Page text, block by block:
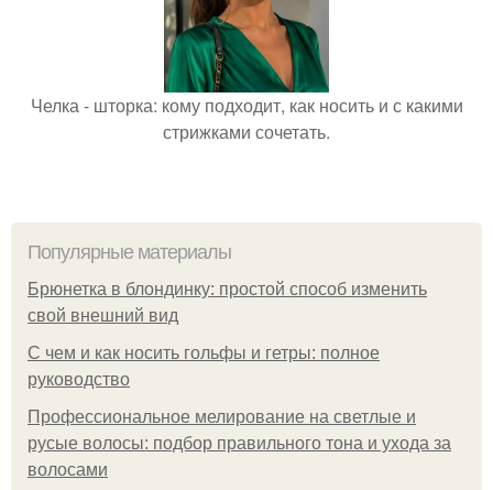
Челка - шторка: кому подходит, как носить и с какими
стрижками сочетать.
Популярные материалы
Брюнетка в блондинку: простой способ изменить
свой внешний вид
С чем и как носить гольфы и гетры: полное
руководство
Профессиональное мелирование на светлые и
русые волосы: подбор правильного тона и ухода за
волосами